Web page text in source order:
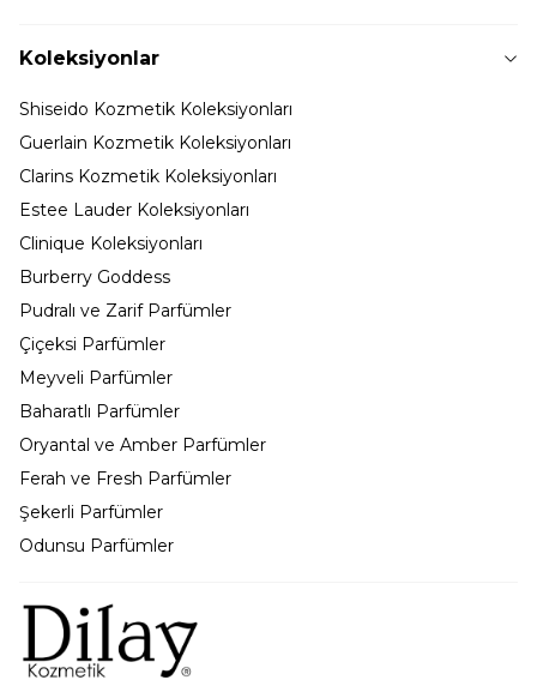
Koleksiyonlar
Shiseido Kozmetik Koleksiyonları
Guerlain Kozmetik Koleksiyonları
Clarins Kozmetik Koleksiyonları
Estee Lauder Koleksiyonları
Clinique Koleksiyonları
Burberry Goddess
Pudralı ve Zarif Parfümler
Çiçeksi Parfümler
Meyveli Parfümler
Baharatlı Parfümler
Oryantal ve Amber Parfümler
Ferah ve Fresh Parfümler
Şekerli Parfümler
Odunsu Parfümler